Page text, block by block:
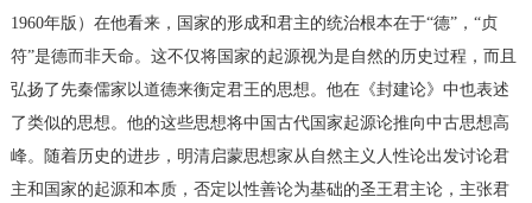
1960年版）在他看来，国家的形成和君主的统治根本在于“德”，“贞
符”是德而非天命。这不仅将国家的起源视为是自然的历史过程，而且
弘扬了先秦儒家以道德来衡定君王的思想。他在《封建论》中也表述
了类似的思想。他的这些思想将中国古代国家起源论推向中古思想高
峰。随着历史的进步，明清启蒙思想家从自然主义人性论出发讨论君
主和国家的起源和本质，否定以性善论为基础的圣王君主论，主张君